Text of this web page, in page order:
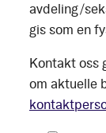
avdeling/
gis som en
Kontakt oss
om aktuelle